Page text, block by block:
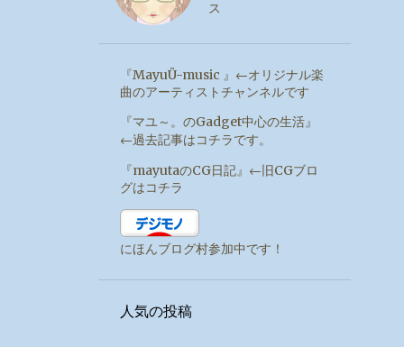
ス
『MayuÜ-music 』←オリジナル楽
曲のアーティストチャンネルです
『マユ～。のGadget中心の生活』
←過去記事はコチラです。
『mayutaのCG日記』←旧CGブロ
グはコチラ
にほんブログ村参加中です！
人気の投稿